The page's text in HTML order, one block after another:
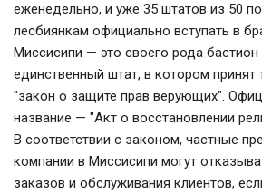
еженедельно, и уже 35 штатов из 50
лесбиянкам официально вступать в
Миссисипи — это своего рода бастион
единственный штат, в котором
"закон о защите прав верующих".
название — "Акт о восстановлении
В соответствии с законом, частные
компании в Миссисипи могут
заказов и обслуживания клиентов,